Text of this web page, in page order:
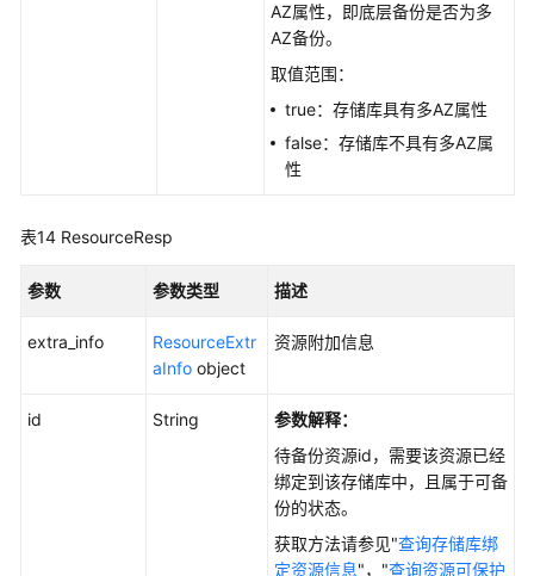
AZ属性，即底层备份是否为多
AZ备份。
取值范围：
true：存储库具有多AZ属性
false：存储库不具有多AZ属
性
表14 ResourceResp
参数 参数类型 描述
extra_info
ResourceExtr
aInfo object
资源附加信息
id String
参数解释：
待备份资源id，需要该资源已经
绑定到该存储库中，且属于可备
份的状态。
获取方法请参见"查询存储库绑
定资源信息"，"查询资源可保护